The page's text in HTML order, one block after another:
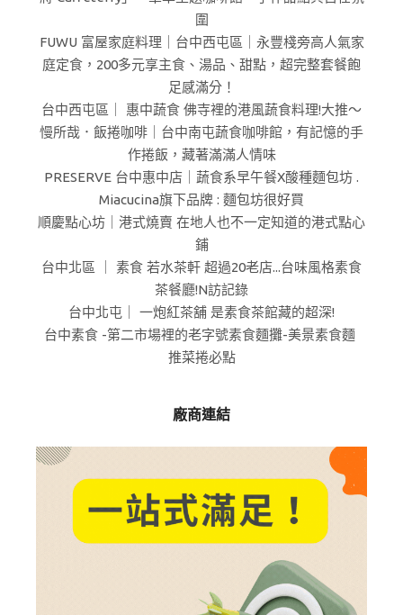
圍
FUWU 富屋家庭料理｜台中西屯區｜永豐棧旁高人氣家
庭定食，200多元享主食、湯品、甜點，超完整套餐飽
足感滿分！
台中西屯區｜ 惠中蔬食 佛寺裡的港風蔬食料理!大推～
慢所哉．飯捲咖啡｜台中南屯蔬食咖啡館，有記憶的手
作捲飯，藏著滿滿人情味
PRESERVE 台中惠中店｜蔬食系早午餐X酸種麵包坊 .
Miacucina旗下品牌 : 麵包坊很好買
順慶點心坊｜港式燒賣 在地人也不一定知道的港式點心
鋪
台中北區 ｜ 素食 若水茶軒 超過20老店...台味風格素食
茶餐廳!N訪記錄
台中北屯｜ 一炮紅茶舖 是素食茶館藏的超深!
台中素食 -第二市場裡的老字號素食麵攤-美景素食麵
推菜捲必點
廠商連結